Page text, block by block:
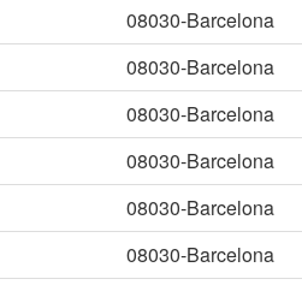
08030-Barcelona
08030-Barcelona
08030-Barcelona
08030-Barcelona
08030-Barcelona
08030-Barcelona